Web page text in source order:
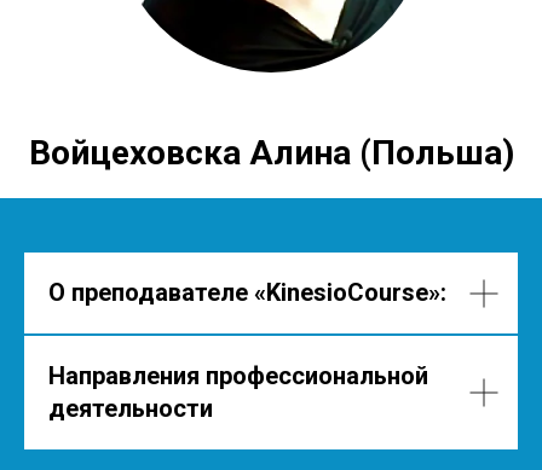
Войцеховска Алина (Польша)
О преподавателе «KinesioCourse»:
Направления профессиональной
деятельности